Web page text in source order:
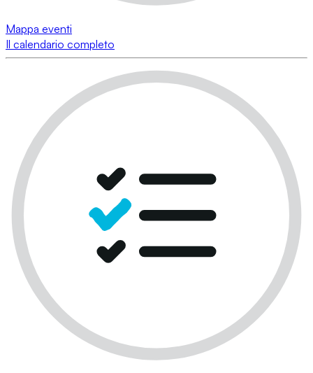
Mappa eventi
Il calendario completo